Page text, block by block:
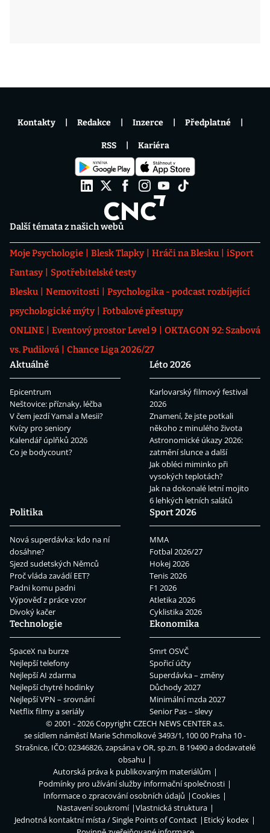
Další témata z našich webů
Moje Psychologie Blesk Tlapky Hráči na Blesku
iSport
Fantasy
Spotřebitelské testy
Blesku
Nemovitosti
Psychologika - podcast rozbíjející
psychologické mýty
Fotbalové přestupy
ONLINE
Eventový prostor Level 9
OKTAGON 92: Szabová
vs. Pudilová
Chance Liga 2026/27
Aktuálně
Epicentrum
Neštovice: příznaky, léčba
V čem jezdí Yamal a Mesii?
Kvízy pro seniory
Kalendář úplňků 2026
Co je bodycount?
Léto 2026
Karlovarský filmový festival
2026
Znamení, že jste potkali
někoho z minulého života
Astronomické úkazy 2026:
zatmění slunce a další
Jak obléci miminko při
vysokých teplotách?
Jak na dokonalé letní mojito
6 lehkých letních salátů
Politika
Nová superdávka: kdo na ní
dosáhne?
Sjezd sudetských Němců
Proč vláda zavádí EET?
Padni komu padni
Výpověď z práce vzor
Divoký kačer
Sport 2026
MMA
Fotbal 2026/27
Hokej 2026
Tenis 2026
F1 2026
Atletika 2026
Cyklistika 2026
Technologie
SpaceX na burze
Nejlepší telefony
Nejlepší AI zdarma
Nejlepší chytré hodinky
Nejlepší VPN – srovnání
Netflix filmy a seriály
Ekonomika
Smrt OSVČ
Spořicí účty
Superdávka – změny
Důchody 2027
Minimální mzda 2027
Senior Pas – slevy
Kontakty Redakce Inzerce Předplatné
RSS Kariéra
© 2001 - 2026 CopyrightCZECH NEWS CENTER a.s.
se sídlem náměstí Marie Schmolkové 3493/1, 100 00 Praha 10 -
Strašnice, IČO: 02346826, zapsána v OR, sp.zn. B 19490 a dodavatelé
obsahu
Autorská práva k publikovaným materiálům
Podmínky pro užívání služby informační společnosti
Informace o zpracování osobních údajů
Cookies
Nastavení soukromí
Vlastnická struktura
Jednotná kontaktní místa / Single Points of Contact
Etický kodex